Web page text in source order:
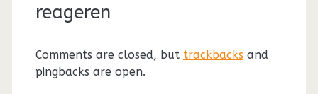
reageren
Comments are closed, but trackbacks and
pingbacks are open.